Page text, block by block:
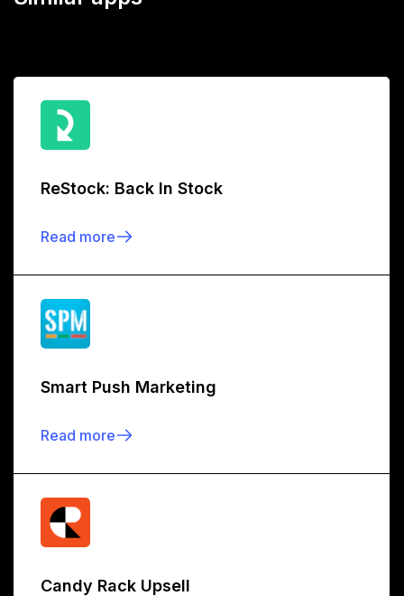
ReStock: Back In Stock
Read more
Smart Push Marketing
Read more
Candy Rack Upsell